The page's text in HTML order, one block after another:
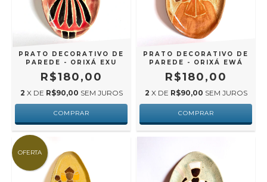
PRATO DECORATIVO DE
PAREDE - ORIXÁ EXU
R$180,00
2 X DE R$90,00 SEM JUROS
PRATO DECORATIVO DE
PAREDE - ORIXÁ EWÁ
R$180,00
2 X DE R$90,00 SEM JUROS
OFERTA